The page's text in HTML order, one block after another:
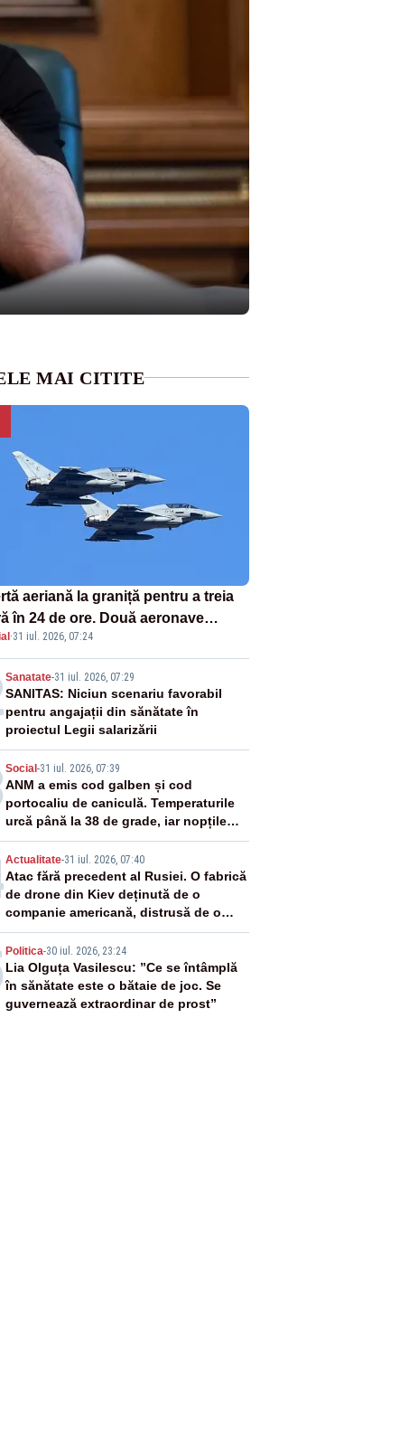
MAI CITITE
aeriană la graniță pentru a treia
în 24 de ore. Două aeronave
britanice au fost ridicate de
·31 iul. 2026, 07:24
Sanatate-31 iul. 2026, 07:29
SANITAS: Niciun scenariu favorabil
pentru angajații din sănătate în
proiectul Legii salarizării
Social-31 iul. 2026, 07:39
ANM a emis cod galben și cod
portocaliu de caniculă. Temperaturile
urcă până la 38 de grade, iar nopțile
devin tropicale
Actualitate-31 iul. 2026, 07:40
Atac fără precedent al Rusiei. O fabrică
de drone din Kiev deținută de o
companie americană, distrusă de o
rachetă rusească
Politica-30 iul. 2026, 23:24
Lia Olguța Vasilescu: ”Ce se întâmplă
în sănătate este o bătaie de joc. Se
guvernează extraordinar de prost”